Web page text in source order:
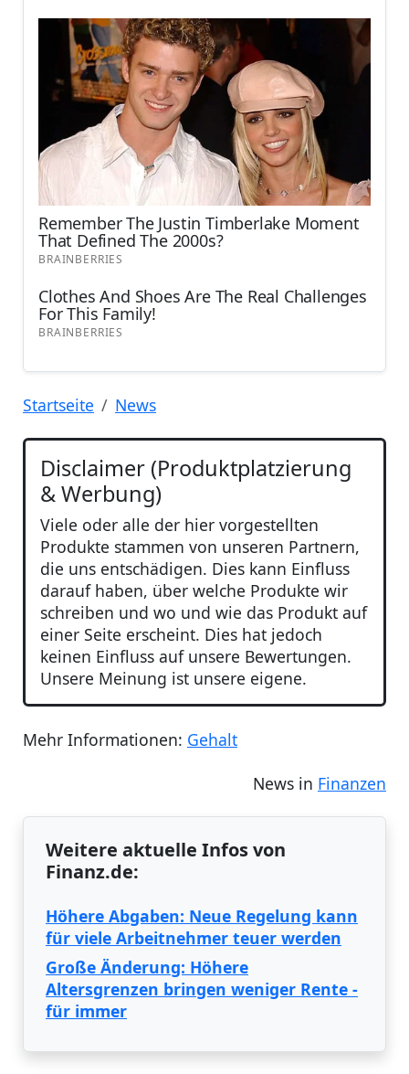
Startseite News
Disclaimer (Produktplatzierung
& Werbung)
Viele oder alle der hier vorgestellten
Produkte stammen von unseren Partnern,
die uns entschädigen. Dies kann Einfluss
darauf haben, über welche Produkte wir
schreiben und wo und wie das Produkt auf
einer Seite erscheint. Dies hat jedoch
keinen Einfluss auf unsere Bewertungen.
Unsere Meinung ist unsere eigene.
Mehr Informationen: Gehalt
News in Finanzen
Weitere aktuelle Infos von
Finanz.de:
Höhere Abgaben: Neue Regelung kann
für viele Arbeitnehmer teuer werden
Große Änderung: Höhere
Altersgrenzen bringen weniger Rente -
für immer